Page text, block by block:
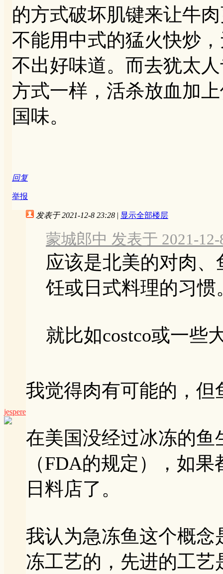
的方式破坏肌键来让牛
不能用中式的猛火快炒
不出好味道。而去犹太
方式一样，活杀放血加
国味。
回复
举报
jespere
发表于 2021-12-8 23:28 | 显示全部楼层
蒙城郎中 发表于 2021-12-
应该是北美的对肉
饪或日式料理的习惯
就比如costco或一些
我觉得肉有可能的，但
在美国没经过冰冻的
（FDA的规定），如
日料店了。
我认为急冻鱼这个概念
冻工艺的，先进的工